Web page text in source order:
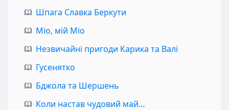
Шпага Славка Беркути
Міо, мій Міо
Незвичайні пригоди Карика та Валі
Гусенятко
Бджола та Шершень
Коли настав чудовий май…